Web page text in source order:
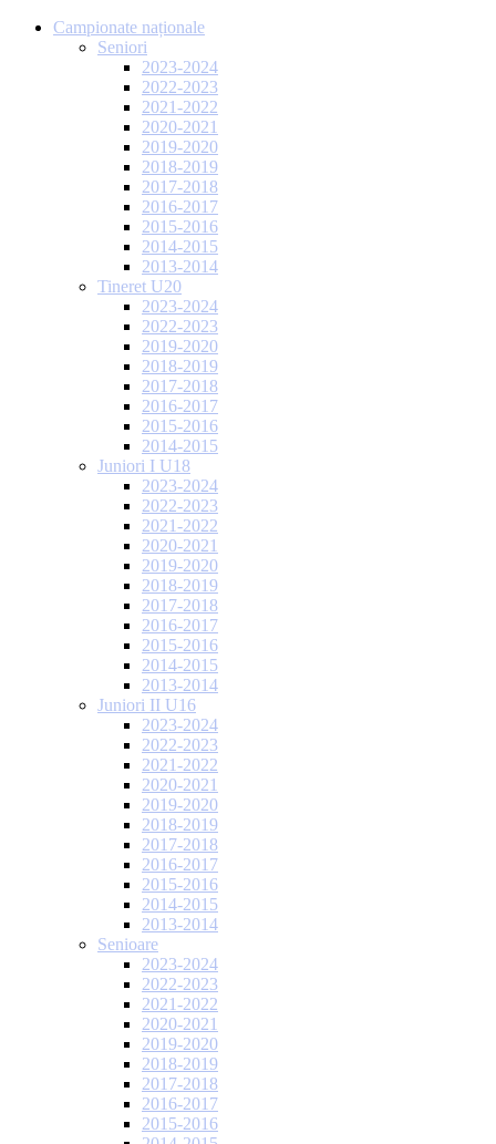
Campionate naționale
Seniori
2023-2024
2022-2023
2021-2022
2020-2021
2019-2020
2018-2019
2017-2018
2016-2017
2015-2016
2014-2015
2013-2014
Tineret U20
2023-2024
2022-2023
2019-2020
2018-2019
2017-2018
2016-2017
2015-2016
2014-2015
Juniori I U18
2023-2024
2022-2023
2021-2022
2020-2021
2019-2020
2018-2019
2017-2018
2016-2017
2015-2016
2014-2015
2013-2014
Juniori II U16
2023-2024
2022-2023
2021-2022
2020-2021
2019-2020
2018-2019
2017-2018
2016-2017
2015-2016
2014-2015
2013-2014
Senioare
2023-2024
2022-2023
2021-2022
2020-2021
2019-2020
2018-2019
2017-2018
2016-2017
2015-2016